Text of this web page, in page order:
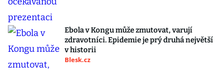
Ebola v Kongu může zmutovat, varují
zdravotníci. Epidemie je prý druhá největší
v historii
Blesk.cz